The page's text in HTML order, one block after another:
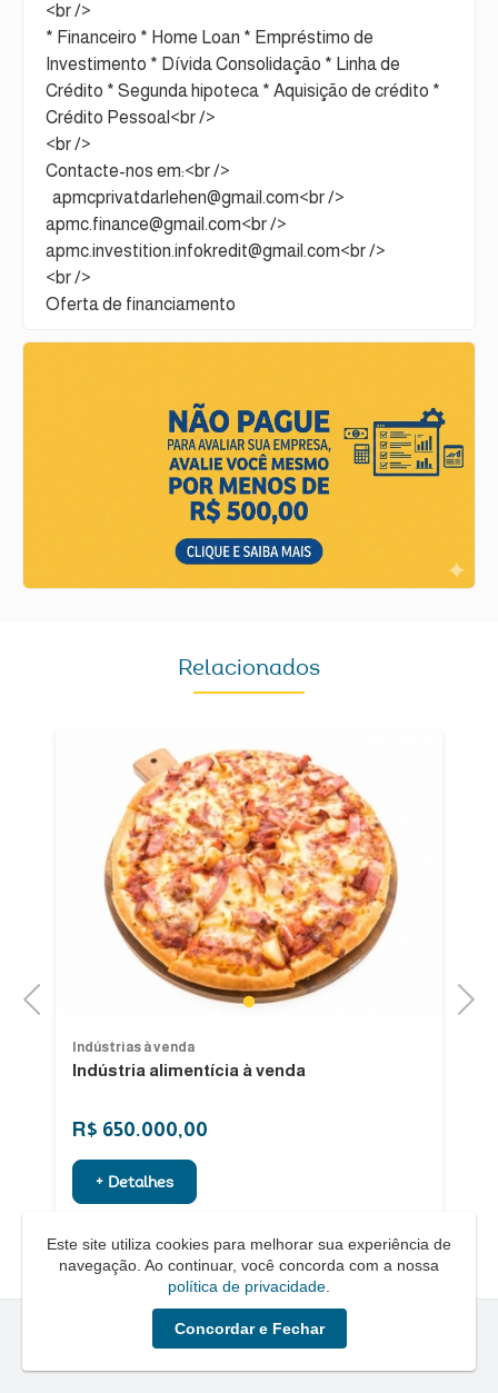
<br />
* Financeiro * Home Loan * Empréstimo de
Investimento * Dívida Consolidação * Linha de
Crédito * Segunda hipoteca * Aquisição de crédito *
Crédito Pessoal<br />
<br />
Contacte-nos em:<br />
apmcprivatdarlehen@gmail.com<br />
apmc.finance@gmail.com<br />
apmc.investition.infokredit@gmail.com<br />
<br />
Oferta de financiamento
Relacionados
Previous 1
Indústrias à venda
Indústria alimentícia à venda
R$ 650.000,00
+ Detalhes
Next
Quero um Negócio © - 2026 - Todos os direitos reservados
Este site utiliza cookies para melhorar sua experiência de
navegação. Ao continuar, você concorda com a nossa
política de privacidade
Concordar e Fechar